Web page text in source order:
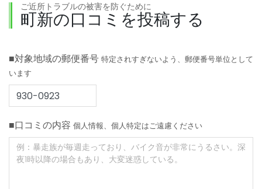
ご近所トラブルの被害を防ぐために
町新の口コミを投稿する
■対象地域の郵便番号 特定されすぎないよう、郵便番号単位として
います
■口コミの内容 個人情報、個人特定はご遠慮ください